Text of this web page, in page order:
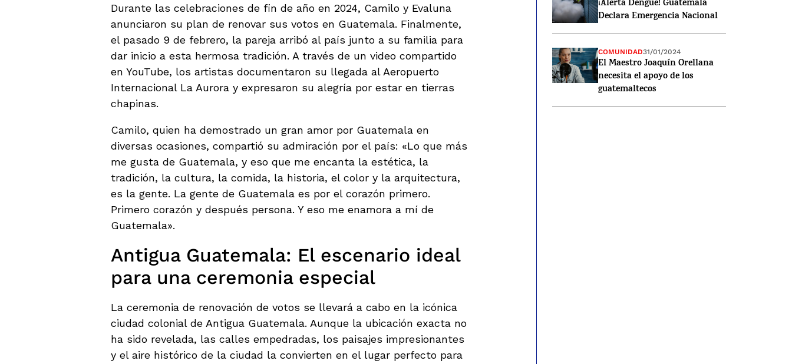
Durante las celebraciones de fin de año en 2024, Camilo y Evaluna
anunciaron su plan de renovar sus votos en Guatemala. Finalmente,
el pasado 9 de febrero, la pareja arribó al país junto a su familia para
dar inicio a esta hermosa tradición. A través de un video compartido
en YouTube, los artistas documentaron su llegada al Aeropuerto
Internacional La Aurora y expresaron su alegría por estar en tierras
chapinas.
Camilo, quien ha demostrado un gran amor por Guatemala en
diversas ocasiones, compartió su admiración por el país: «Lo que más
me gusta de Guatemala, y eso que me encanta la estética, la
tradición, la cultura, la comida, la historia, el color y la arquitectura,
es la gente. La gente de Guatemala es por el corazón primero.
Primero corazón y después persona. Y eso me enamora a mí de
Guatemala».
Antigua Guatemala: El escenario ideal
para una ceremonia especial
La ceremonia de renovación de votos se llevará a cabo en la icónica
ciudad colonial de Antigua Guatemala. Aunque la ubicación exacta no
ha sido revelada, las calles empedradas, los paisajes impresionantes
y el aire histórico de la ciudad la convierten en el lugar perfecto para
¡Alerta Dengue! Guatemala
Declara Emergencia Nacional
COMUNIDAD31/01/2024
El Maestro Joaquín Orellana
necesita el apoyo de los
guatemaltecos